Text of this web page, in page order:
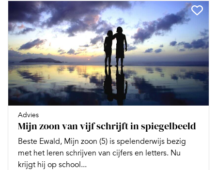
Advies
Mijn zoon van vijf schrijft in spiegelbeeld
Beste Ewald, Mijn zoon (5) is spelenderwijs bezig
met het leren schrijven van cijfers en letters. Nu
krijgt hij op school...